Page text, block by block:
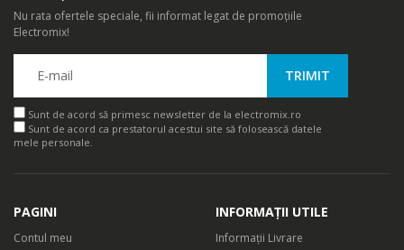
Nu rata ofertele speciale, fii informat legat de promoțiile
Electromix!
Sunt de acord să primesc newsletter de la electromix.ro
Sunt de acord ca prestatorul acestui site să folosească datele
mele personale.
PAGINI
Contul meu
INFORMAȚII UTILE
Informații Livrare